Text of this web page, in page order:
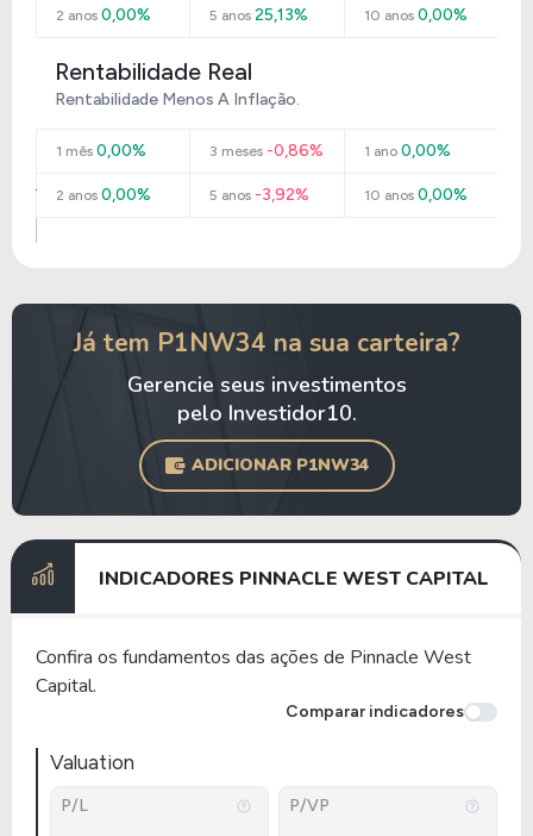
2 anos 0,00% 5 anos 25,13% 10 anos0,00%
Rentabilidade Real
Rentabilidade Menos A Inflação.
1 mês 0,00% 3 meses -0,86% 1 ano0,00%
2 anos 0,00% 5 anos -3,92% 10 anos0,00%
Já tem P1NW34 na sua carteira?
Gerencie seus investimentos
pelo Investidor10.
ADICIONAR P1NW34
INDICADORES PINNACLE WEST CAPITAL
Confira os fundamentos das ações de Pinnacle West
Capital.
Comparar indicadores
Valuation
P/L P/VP